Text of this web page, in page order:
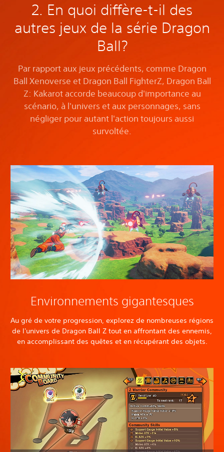
2. En quoi diffère-t-il des
autres jeux de la série Dragon
Ball?
Par rapport aux jeux précédents, comme Dragon
Ball Xenoverse et Dragon Ball FighterZ, Dragon Ball
Z: Kakarot accorde beaucoup d'importance au
scénario, à l'univers et aux personnages, sans
négliger pour autant l'action toujours aussi
survoltée.
Environnements gigantesques
Au gré de votre progression, explorez de nombreuses régions
de l'univers de Dragon Ball Z tout en affrontant des ennemis,
en accomplissant des quêtes et en récupérant des objets.